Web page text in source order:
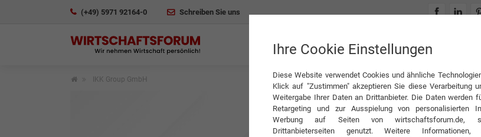
(+49) 5971 92164-0 Schreiben Sie uns
INTERVIEWS
IKK Group GmbH
Ihre Cookie Einstellungen
Diese Website verwendet Cookies und ähnliche
Klick auf "Zustimmen" akzeptieren Sie diese Verarbeitung
Weitergabe Ihrer Daten an Drittanbieter. Die Daten werden
Retargeting und zur Ausspielung von personalisierten
Werbung auf Seiten von wirtschaftsforum.de,
Drittanbieterseiten genutzt. Weitere